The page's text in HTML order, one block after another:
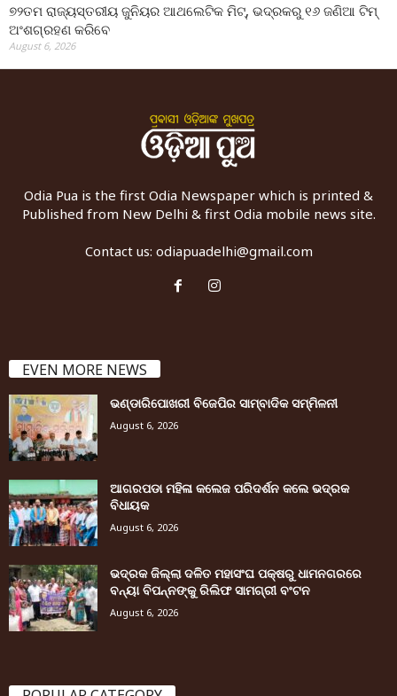
୭୨ତମ ରାଜ୍ୟସ୍ତରୀୟ ଜୁନିୟର ଆଥଲେଟିକ ମିଟ୍‌, ଭଦ୍ରକରୁ ୧୬ ଜଣିଆ ଟିମ୍
ଅଂଶଗ୍ରହଣ କରିବେ
August 6, 2026
Odia Pua is the first Odia Newspaper which is printed &
Published from New Delhi & first Odia mobile news site.
Contact us: odiapuadelhi@gmail.com
EVEN MORE NEWS
ଭଣ୍ଡାରିପୋଖରୀ ବିଜେପିର ସାମ୍ବାଦିକ ସମ୍ମିଳନୀ
August 6, 2026
ଆଗରପଡା ମହିଳା କଲେଜ ପରିଦର୍ଶନ କଲେ ଭଦ୍ରକ
ବିଧାୟକ
August 6, 2026
ଭଦ୍ରକ ଜିଲ୍ଲା ଦଳିତ ମହାସଂଘ ପକ୍ଷରୁ ଧାମନଗରରେ
ବନ୍ୟା ବିପନ୍ନଙ୍କୁ ରିଲିଫ ସାମଗ୍ରୀ ବଂଟନ
August 6, 2026